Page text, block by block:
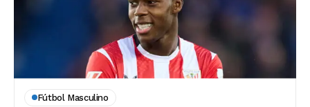
Fútbol Masculino